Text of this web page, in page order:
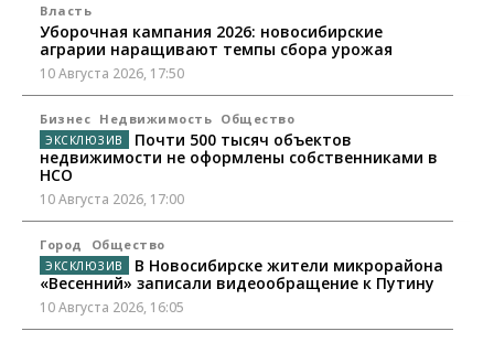
Власть
Уборочная кампания 2026: новосибирские
аграрии наращивают темпы сбора урожая
10 Августа 2026, 17:50
Бизнес Недвижимость Общество
Почти 500 тысяч объектов
недвижимости не оформлены собственниками в
НСО
10 Августа 2026, 17:00
Город Общество
В Новосибирске жители микрорайона
«Весенний» записали видеообращение к Путину
10 Августа 2026, 16:05